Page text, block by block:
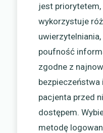
jest
wykorzystuje
poufność
zgodne z
bezpieczeństwa
pacjenta przed
dostępem.
metodę